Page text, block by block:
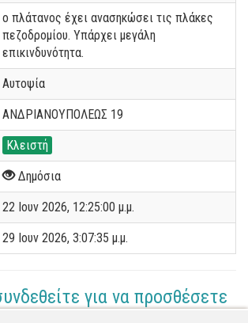
ο πλάτανος έχει ανασηκώσει τις πλάκες
πεζοδρομίου. Υπάρχει μεγάλη
επικινδυνότητα.
Αυτοψία
ΑΝΔΡΙΑΝΟΥΠΟΛΕΩΣ 19
Κλειστή
Δημόσια
22 Ιουν 2026, 12:25:00 μ.μ.
29 Ιουν 2026, 3:07:35 μ.μ.
για να προσθέσετε